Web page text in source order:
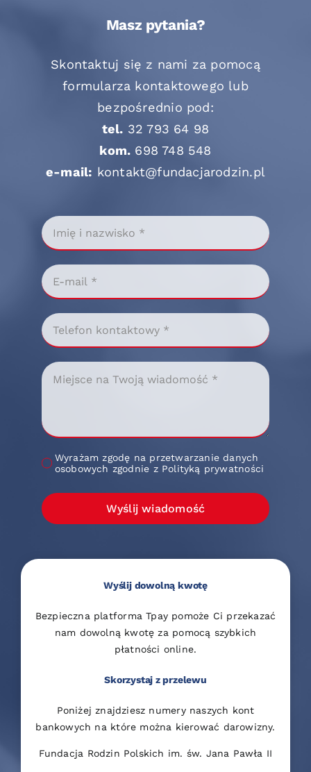
Masz pytania?
Skontaktuj się z nami za pomocą
formularza kontaktowego lub
bezpośrednio pod:
tel. 32 793 64 98
kom. 698 748 548
e-mail: kontakt@fundacjarodzin.pl
Wyrażam zgodę na przetwarzanie danych
osobowych zgodnie z Polityką prywatności
Wyślij wiadomość
Wyślij dowolną kwotę
Bezpieczna platforma Tpay pomoże Ci przekazać
nam dowolną kwotę za pomocą szybkich
płatności online.
Skorzystaj z przelewu
Poniżej znajdziesz numery naszych kont
bankowych na które można kierować darowizny.
Fundacja Rodzin Polskich im. św. Jana Pawła II